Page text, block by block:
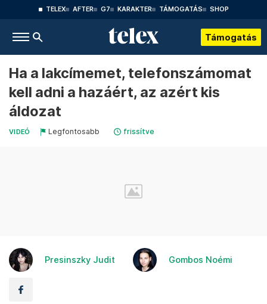
TELEX AFTER G7 KARAKTER TÁMOGATÁS SHOP
Támogatás
Ha a lakcímemet, telefonszámomat
kell adni a hazáért, az azért kis
áldozat
VIDEÓ Legfontosabb frissítve
Presinszky Judit Gombos Noémi